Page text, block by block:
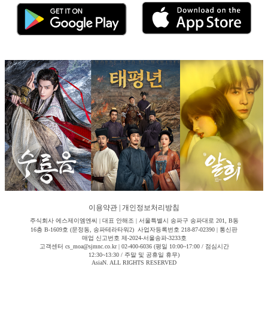
이용약관 개인정보처리방침
주식회사 에스제이엠엔씨 | 대표 안해조 | 서울특별시 송파구 송파대로 201, B동
16층 B-1609호 (문정동, 송파테라타워2) 사업자등록번호 218-87-02390 | 통신판
매업 신고번호 제-2024-서울송파-3233호
고객센터 cs_moa@sjmnc.co.kr | 02-400-6036 (평일 10:00~17:00 / 점심시간
12:30~13:30 / 주말 및 공휴일 휴무)
AsiaN. ALL RIGHTS RESERVED